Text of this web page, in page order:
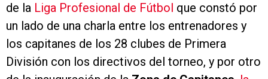
de la Liga Profesional de Fútbol que constó por
un lado de una charla entre los entrenadores y
los capitanes de los 28 clubes de Primera
División con los directivos del torneo, y por otro